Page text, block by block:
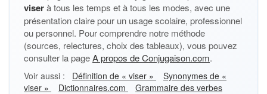
viserà tous les temps et à tous les modes, avec une
présentation claire pour un usage scolaire, professionnel
ou personnel. Pour comprendre notre méthode
(sources, relectures, choix des tableaux), vous pouvez
consulter la pageA propos de Conjugaison.com.
Voir aussi : Définition de « viser »
Synonymes de «
viser »
Dictionnaires.com Grammaire des verbes